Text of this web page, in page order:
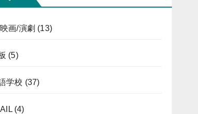
画/演劇 (13)
(5)
学校 (37)
(4)